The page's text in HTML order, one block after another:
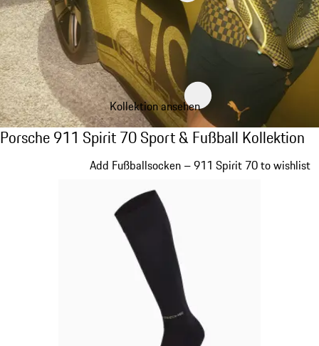
Kollektion ansehen
Porsche 911 Spirit 70 Sport & Fußball
Porsche 911 Spirit 70 Sport & Fußball Kollektion
Add Fußballsocken – 911 Spirit 70 to wishlist